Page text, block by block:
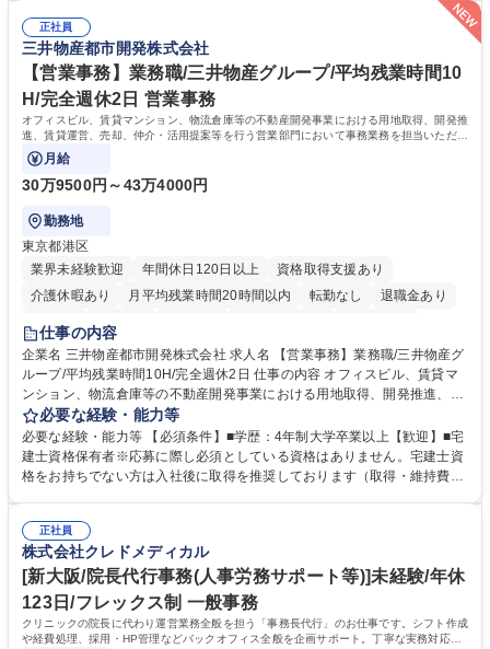
国策事業です。「GOOD LUCK TRIP」は、海外旅行ガイドブックと同様
に、インバウンドのトップブランドに成長しております■旅が業務であ
り、日常です。旅好きにはこれ以上ない環境です 募集職種 【企画営業/行
政・企業向け観光推進支援】旅行ガイドブック『地球の歩き方』
ることが可能です。 ■国内旅行ガイドブックは立ち上げ間もない新規事業
であり、「地球の歩き方」としてどう取り組むか、共に形を作るコアメン
バーとして活躍いただきます。 学歴・資格 学歴：大学院 大学 語学力： 資
格：
正社員
三井物産都市開発株式会社
【営業事務】業務職/三井物産グループ/平均残業時間10
H/完全週休2日 営業事務
オフィスビル、賃貸マンション、物流倉庫等の不動産開発事業における用地取得、開発推
進、賃貸運営、売却、仲介・活用提案等を行う営業部門において事務業務を担当いただき
ます。
月給
30万9500円～43万4000円
勤務地
東京都港区
業界未経験歓迎
年間休日120日以上
資格取得支援あり
介護休暇あり
月平均残業時間20時間以内 転勤なし
退職金あり
在宅OK
賞与あり
駅近5分以内
土日祝休み 寮・社宅あり
仕事の内容
企業名 三井物産都市開発株式会社 求人名 【営業事務】業務職/三井物産グ
ループ/平均残業時間10H/完全週休2日 仕事の内容 オフィスビル、賃貸マ
ンション、物流倉庫等の不動産開発事業における用地取得、開発推進、賃
貸運営、売却、仲介・活用提案等を行う営業部門において事務業務を担当
いただきます。 【詳細】・契約書管理、契約書製本、捺印対応、ファイリ
ング、登記簿取得、調書取得・支払業務（各種費用支払、支払管理、請
求・支払データ登録、取引先マスター申請対応）・予算作成及び予実管
の他に担当頂く業務が発生する場合があります。 募集職種 【営業事務】
業務職/三井物産グループ/平均残業時間10H/完全週休2日
必要な経験・能力等
必要な経験・能力等 【必須条件】■学歴：4年制大学卒業以上【歓迎】■宅
建士資格保有者※応募に際し必須としている資格はありません。宅建士資
格をお持ちでない方は入社後に取得を推奨しております（取得・維持費用
ション力がある方。 ・チャレンジを厭わず、粘り強く業務に取り組める
方。多様な関係者と謙虚に信頼関係を構築でき、期限を意識したスケジュ
ール管理が出来る方。※将来的に他部署（営業部門、コーポレート部門）
へのジョブローテーションの可能性があります。 学歴・資格 学歴：大学
院 大学 語学力： 資格：宅地建物取引士
正社員
株式会社クレドメディカル
[新大阪/院長代行事務(人事労務サポート等)]未経験/年休
123日/フレックス制 一般事務
クリニックの院長に代わり運営業務全般を担う「事務長代行」のお仕事です。シフト作成
や経費処理、採用・HP管理などバックオフィス全般を企画サポート。丁寧な実務対応で